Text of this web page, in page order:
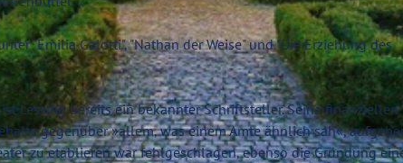
"Emilia Galotti", "Nathan der Weise" und "Die Erziehung des
Lessing bereits ein bekannter Schriftsteller. Seine finanziellen
gegenüber »allem, was einem Amte ähnlich sah«,
zu etablieren war fehlgeschlagen, ebenso die Gründung